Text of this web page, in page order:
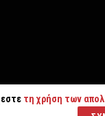
τη χρήση των